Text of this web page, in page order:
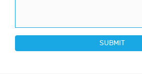
SUBMIT